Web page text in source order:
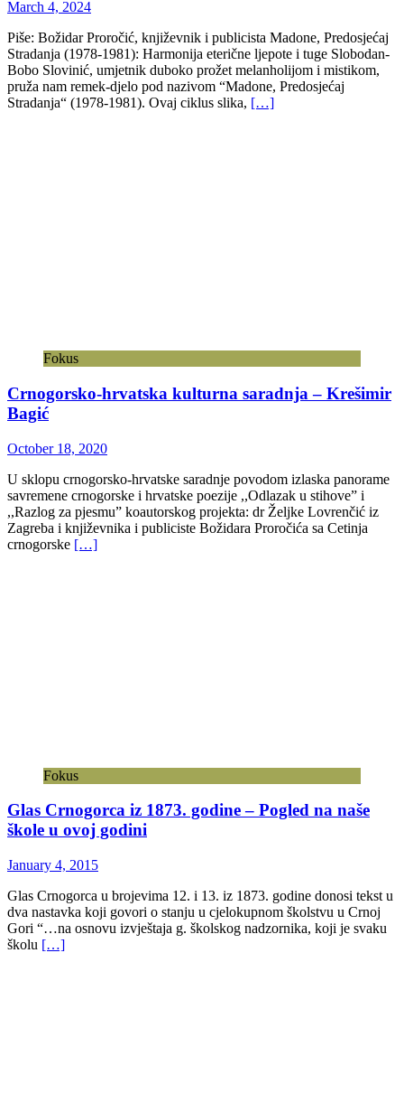
March 4, 2024
Piše: Božidar Proročić, književnik i publicista Madone, Predosjećaj
Stradanja (1978-1981): Harmonija eterične ljepote i tuge Slobodan-
Bobo Slovinić, umjetnik duboko prožet melanholijom i mistikom,
pruža nam remek-djelo pod nazivom “Madone, Predosjećaj
Stradanja“ (1978-1981). Ovaj ciklus slika, […]
Fokus
Crnogorsko-hrvatska kulturna saradnja – Krešimir
Bagić
October 18, 2020
U sklopu crnogorsko-hrvatske saradnje povodom izlaska panorame
savremene crnogorske i hrvatske poezije ,,Odlazak u stihove” i
,,Razlog za pjesmu” koautorskog projekta: dr Željke Lovrenčić iz
Zagreba i književnika i publiciste Božidara Proročića sa Cetinja
crnogorske […]
Fokus
Glas Crnogorca iz 1873. godine – Pogled na naše
škole u ovoj godini
January 4, 2015
Glas Crnogorca u brojevima 12. i 13. iz 1873. godine donosi tekst u
dva nastavka koji govori o stanju u cjelokupnom školstvu u Crnoj
Gori “…na osnovu izvještaja g. školskog nadzornika, koji je svaku
školu […]